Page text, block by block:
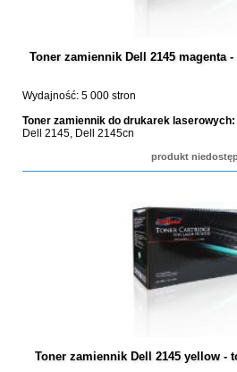
Toner zamiennik Dell 2145 magenta
Wydajność: 5 000 stron
Toner zamiennik do drukarek laserowych:
Dell 2145, Dell 2145cn
produkt
Toner zamiennik Dell 2145 yellow -